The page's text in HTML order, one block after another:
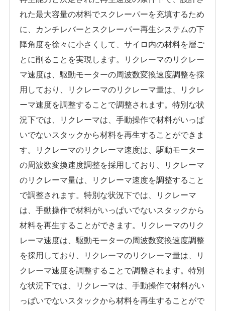
れた最大容量の材料でスクレーパーを充填するため
に、カンチレバーとスクレーパー再生システムの下
降角度を徐々に小さくして、サイロ内の材料を層ご
とに削ることを実現します。リクレーマのリクレー
マ速度は、駆動モーターの周波数変換速度調整を採
用しており、リクレーマのリクレーマ量は、リクレ
ーマ速度を調整することで調整されます。特別な状
況下では、リクレーマは、手動操作で材料がいっぱ
いでないスタックから材料を再生することができま
す。リクレーマのリクレーマ速度は、駆動モーター
の周波数変換速度調整を採用しており、リクレーマ
のリクレーマ量は、リクレーマ速度を調整すること
で調整されます。特別な状況下では、リクレーマ
は、手動操作で材料がいっぱいでないスタックから
材料を再生することができます。リクレーマのリク
レーマ速度は、駆動モーターの周波数変換速度調整
を採用しており、リクレーマのリクレーマ量は、リ
クレーマ速度を調整することで調整されます。特別
な状況下では、リクレーマは、手動操作で材料がい
っぱいでないスタックから材料を再生することがで